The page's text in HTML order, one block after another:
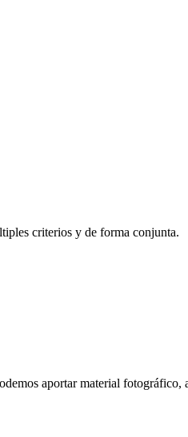
criterios y de forma conjunta.
aportar material fotográfico,